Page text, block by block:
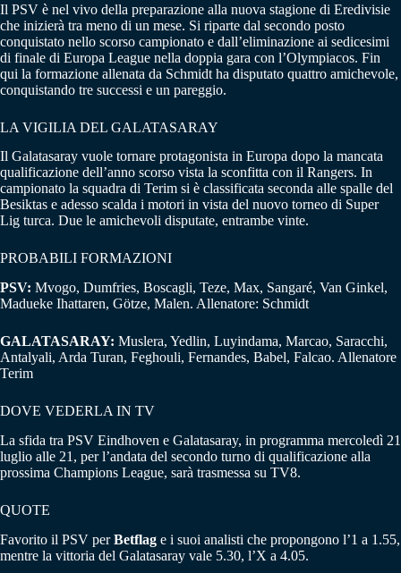
Il PSV è nel vivo della preparazione alla nuova stagione di Eredivisie
che inizierà tra meno di un mese. Si riparte dal secondo posto
conquistato nello scorso campionato e dall’eliminazione ai sedicesimi
di finale di Europa League nella doppia gara con l’Olympiacos. Fin
qui la formazione allenata da Schmidt ha disputato quattro amichevole,
conquistando tre successi e un pareggio.
LA VIGILIA DEL GALATASARAY
Il Galatasaray vuole tornare protagonista in Europa dopo la mancata
qualificazione dell’anno scorso vista la sconfitta con il Rangers. In
campionato la squadra di Terim si è classificata seconda alle spalle del
Besiktas e adesso scalda i motori in vista del nuovo torneo di Super
Lig turca. Due le amichevoli disputate, entrambe vinte.
PROBABILI FORMAZIONI
PSV: Mvogo, Dumfries, Boscagli, Teze, Max, Sangaré, Van Ginkel,
Madueke Ihattaren, Götze, Malen. Allenatore: Schmidt
GALATASARAY: Muslera, Yedlin, Luyindama, Marcao, Saracchi,
Antalyali, Arda Turan, Feghouli, Fernandes, Babel, Falcao. Allenatore
Terim
DOVE VEDERLA IN TV
La sfida tra PSV Eindhoven e Galatasaray, in programma mercoledì 21
luglio alle 21, per l’andata del secondo turno di qualificazione alla
prossima Champions League, sarà trasmessa su TV8.
QUOTE
Favorito il PSV perBetflag e i suoi analisti che propongono l’1 a 1.55,
mentre la vittoria del Galatasaray vale 5.30, l’X a 4.05.